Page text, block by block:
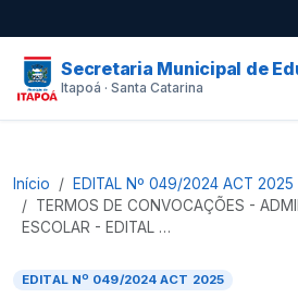
Secretaria Municipal de
Itapoá · Santa Catarina
Início
EDITAL Nº 049/2024 ACT 2025
TERMOS DE CONVOCAÇÕES -
ESCOLAR - EDITAL …
EDITAL Nº 049/2024 ACT 2025